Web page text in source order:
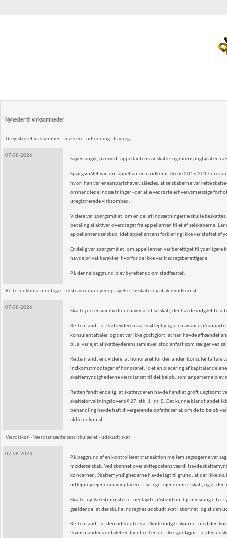
Nyheder til virksomheder
Uregistreret virksomhed - maskeret udlodning - fradrag
07-08-2026
Sagen angik, hvorvidt appellanten var skatte- og momspligtig af
Spørgsmålet var, om appellanten i indkomstårene 2015-2017 drev
hvori han var eneanpartshaver, således, at selskaberne var rette
omhandlede indsætninger - der alle vedrørte erhvervsmæssige
uregistrerede virksomhed.
Videre var spørgsmålet, om en del af indsætningerne skulle
betaling af aktiver overdraget fra appellanten til et af selskaberne.
appellantens selskab, idet appellantens forklaring ikke var støttet af
Endelig var spørgsmålet, om appellanten var berettiget til
havde privat karakter, hvorfor de ikke var fradragsberettigede.
På denne baggrund blev byrettens dom stadfæstet.
Rette indkomstmodtager - ekstraordinær genoptagelse - beskatning af aktieindkomst
07-08-2026
Skatteyderen var medindehaver af et selskab, der havde indgået to
Retten fandt, at skatteyderen var skattepligtig af en avance på
konsulentaftaler, og det var ikke godtgjort, at han havde afhændet
bl.a. var ejet af skatteyderens samlever, stod anført som sælger ved
Retten fandt endvidere, at honoraret for den anden konsulentaftale
indkomstmodtager af honoraret, idet en placering af
skattemyndighederne værdiansat til det beløb, som anparterne
Retten fandt endelig, at skatteyderen havde handlet groft uagtsomt
skatteforvaltningslovens § 27, stk. 1, nr. 5. Det kunne blandt andet
behandling havde haft divergerende opfattelser af, om de to beløb
aktieindkomst.
Værdiskøn - Værdiansættelsescirkulæret - udskudt skat
07-08-2026
På baggrund af en kontrolleret transaktion mellem sagsøgerne var
moderselskab. Ved skønnet over aktiepostens værdi havde
koncernen. Skattemyndighederne havde lagt til grund, at der ikke
udlejningsejendom var placeret i sit eget ejendomsselskab, og at
Skatte- og Vækstministeriet nedlagde påstand om hjemvisning efter
gældende, at der skulle indregnes udskudt skat i skønnet, og at den
Retten fandt, at den udskudte skat skulle indgå i skønnet med den
skønsmandens udtalelser, fandt retten det ikke godtgjort, at den